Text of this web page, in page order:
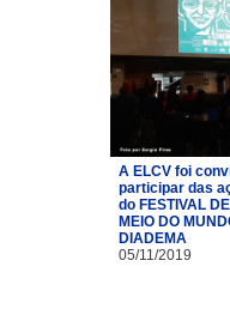
A ELCV foi
participar das
do FESTIVAL
MEIO DO
DIADEMA
05/11/2019